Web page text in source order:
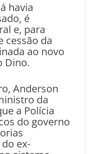
havia
é
e, para
cessão da
ao novo
Dino.
Anderson
da
a Polícia
do governo
ex-